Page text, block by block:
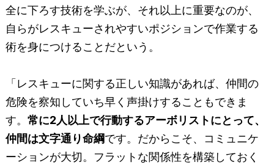
全に下ろす技術を学ぶが、それ以上に重要なのが、
自らがレスキューされやすいポジションで作業する
術を身につけることだという。
「レスキューに関する正しい知識があれば、仲間の
危険を察知していち早く声掛けすることもできま
す。 常に2人以上で行動するアーボリストにとって、
仲間は文字通り命綱です。だからこそ、コミュニケ
ーションが大切。フラットな関係性を構築しておく